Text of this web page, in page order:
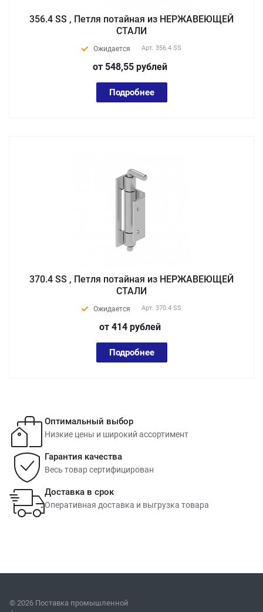
356.4 SS , Петля потайная из НЕРЖАВЕЮЩЕЙ
СТАЛИ
Ожидается Арт. 356.4 SS
от 548,55 рублей
Подробнее
370.4 SS , Петля потайная из НЕРЖАВЕЮЩЕЙ
СТАЛИ
Ожидается Арт. 370.4 SS
от 414 рублей
Подробнее
Оптимальный выбор
Низкие цены и широкий ассортимент
Гарантия качества
Весь товар сертифицирован
Доставка в срок
Оперативная доставка и выгрузка товара
© 2026 Поставка промышленной